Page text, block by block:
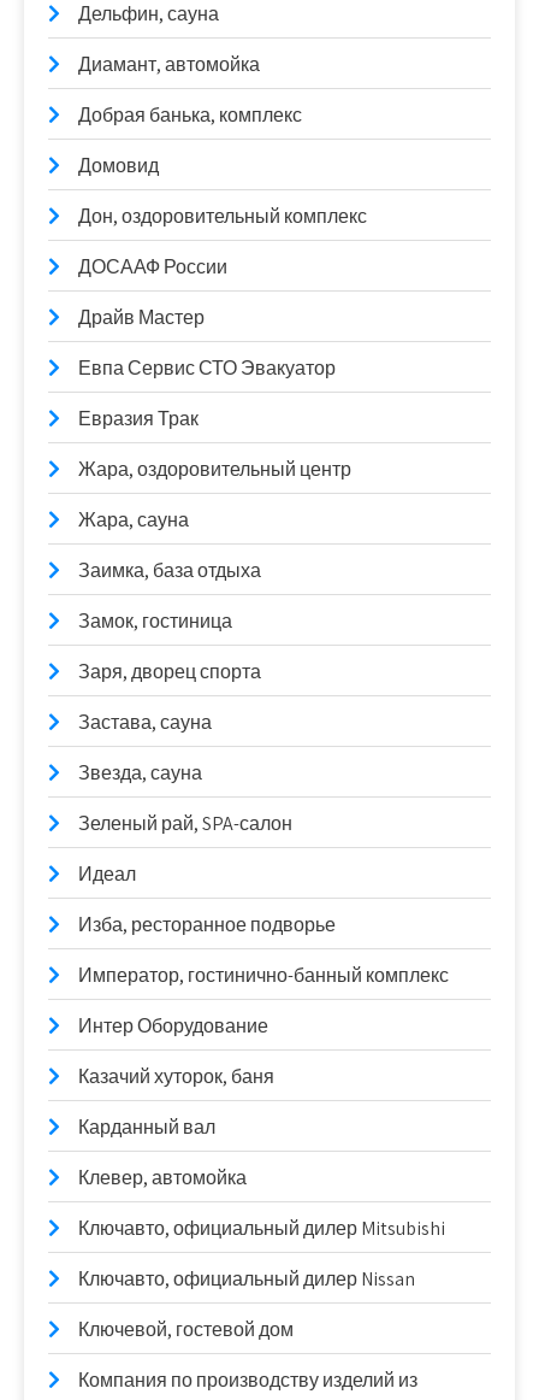
Дельфин, сауна
Диамант, автомойка
Добрая банька, комплекс
Домовид
Дон, оздоровительный комплекс
ДОСААФ России
Драйв Мастер
Евпа Сервис СТО Эвакуатор
Евразия Трак
Жара, оздоровительный центр
Жара, сауна
Заимка, база отдыха
Замок, гостиница
Заря, дворец спорта
Застава, сауна
Звезда, сауна
Зеленый рай, SPA-салон
Идеал
Изба, ресторанное подворье
Император, гостинично-банный комплекс
Интер Оборудование
Казачий хуторок, баня
Карданный вал
Клевер, автомойка
Ключавто, официальный дилер Mitsubishi
Ключавто, официальный дилер Nissan
Ключевой, гостевой дом
Компания по производству изделий из